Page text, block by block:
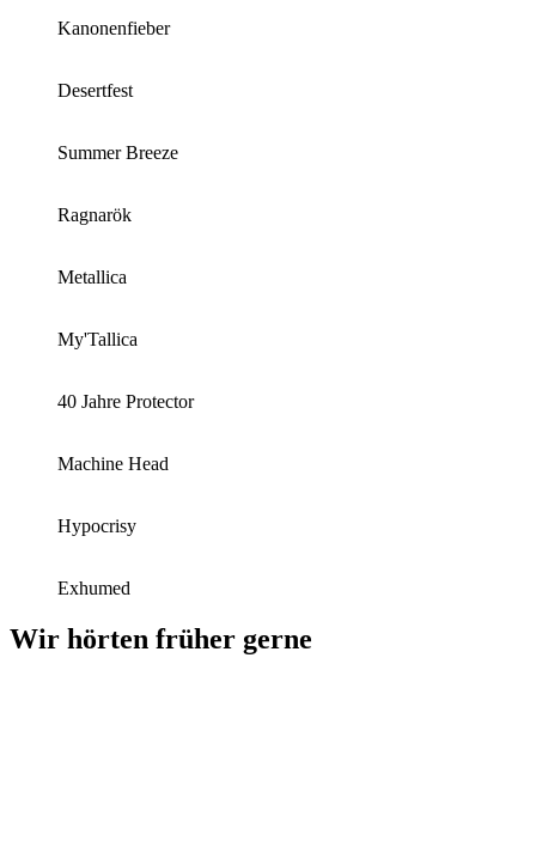
Kanonenfieber
Desertfest
Summer Breeze
Ragnarök
Metallica
My'Tallica
40 Jahre Protector
Machine Head
Hypocrisy
Exhumed
Wir hörten früher gerne